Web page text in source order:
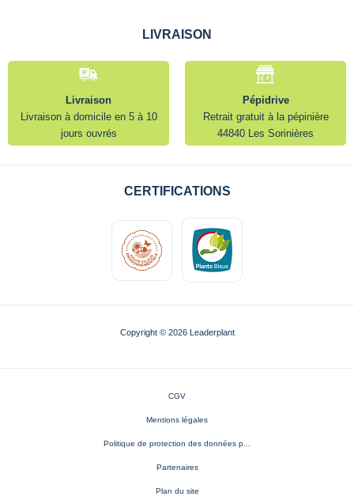
LIVRAISON
Livraison
Livraison à domicile en 5 à 10
jours ouvrés
Pépidrive
Retrait gratuit à la pépinière
44840 Les Sorinières
CERTIFICATIONS
Copyright © 2026 Leaderplant
CGV
Mentions légales
Politique de protection des données p...
Partenaires
Plan du site